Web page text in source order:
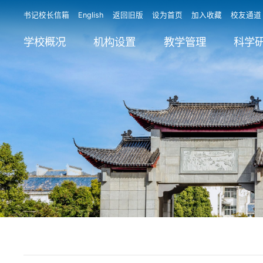
书记校长信箱 English 返回旧版 设为首页 加入收藏 校友通道
学校概况 机构设置 教学管理 科学